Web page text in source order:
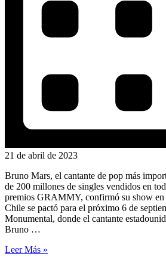
21 de abril de 2023
Bruno Mars, el cantante de pop más
de 200 millones de singles vendidos en
premios GRAMMY, confirmó su show en
Chile se pactó para el próximo 6 de
Monumental, donde el cantante
Bruno …
Leer Más »